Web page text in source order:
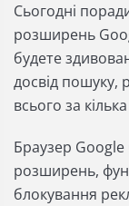
Сьогодні
розширень
будете
досвід пошуку,
всього за кілька
Браузер Google
розширень,
блокування